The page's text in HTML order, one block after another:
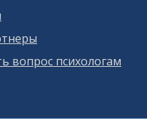
вопрос психологам